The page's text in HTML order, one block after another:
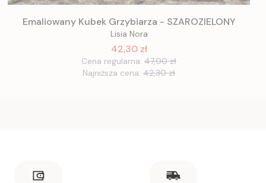
Emaliowany Kubek Grzybiarza - SZAROZIELONY
Lisia Nora
42,30 zł
Cena regularna: 47,00 zł
Najniższa cena: 42,30 zł